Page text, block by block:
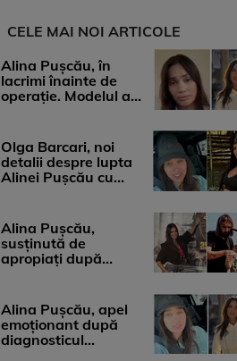
CELE MAI NOI ARTICOLE
Alina Pușcău, în
lacrimi înainte de
operație. Modelul a
Olga Barcari, noi
detalii despre lupta
Alinei Pușcău cu
Alina Pușcău,
susținută de
apropiați după
medicii, ...
Alina Pușcău, apel
emoționant după
diagnosticul